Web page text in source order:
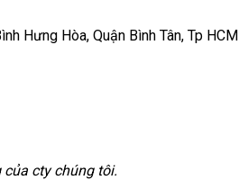
Hưng Hòa, Quận Bình Tân, Tp HCM
cty chúng tôi.